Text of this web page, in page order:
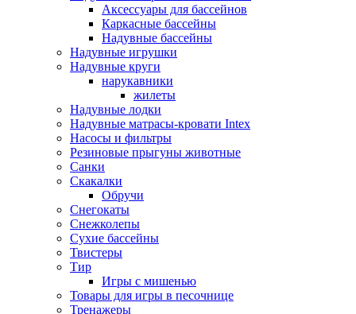
Аксессуары для бассейнов
Каркасные бассейны
Надувные бассейны
Надувные игрушки
Надувные круги
нарукавники
жилеты
Надувные лодки
Надувные матрасы-кровати Intex
Насосы и фильтры
Резиновые прыгуны животные
Санки
Скакалки
Обручи
Снегокаты
Снежколепы
Сухие бассейны
Твистеры
Тир
Игры с мишенью
Товары для игры в песочнице
Тренажеры